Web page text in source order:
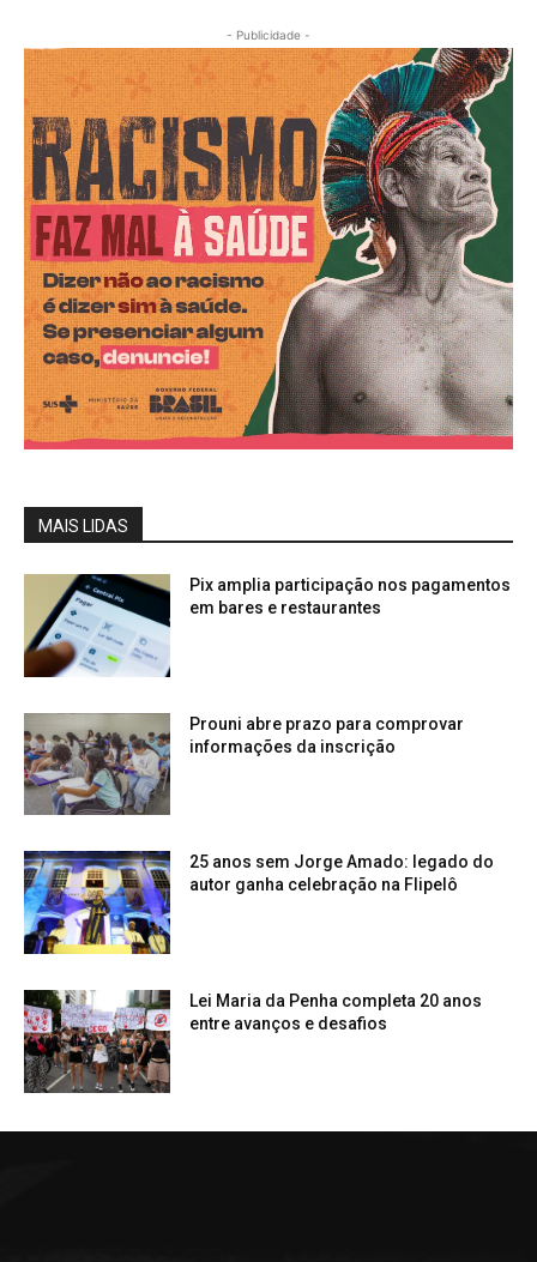
- Publicidade -
MAIS LIDAS
Pix amplia participação nos pagamentos
em bares e restaurantes
Prouni abre prazo para comprovar
informações da inscrição
25 anos sem Jorge Amado: legado do
autor ganha celebração na Flipelô
Lei Maria da Penha completa 20 anos
entre avanços e desafios